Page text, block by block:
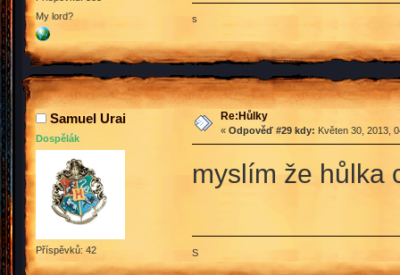
My lord?
s
Samuel Urai
Dospělák
Příspěvků: 42
Re:Hůlky
« Odpověď #29 kdy: Květen 30, 2013,
myslím že hůlka
S